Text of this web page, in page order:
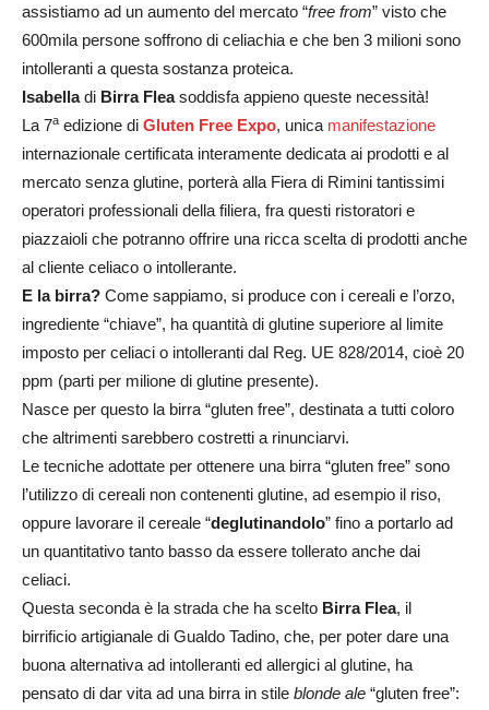
assistiamo ad un aumento del mercato “free from” visto che
600mila persone soffrono di celiachia e che ben 3 milioni sono
intolleranti a questa sostanza proteica.
Isabelladi Birra Fleasoddisfa appieno queste necessità!
La 7a edizione di Gluten Free Expo, unica manifestazione
internazionale certificata interamente dedicata ai prodotti e al
mercato senza glutine, porterà alla Fiera di Rimini tantissimi
operatori professionali della filiera, fra questi ristoratori e
piazzaioli che potranno offrire una ricca scelta di prodotti anche
al cliente celiaco o intollerante.
E la birra? Come sappiamo, si produce con i cereali e l’orzo,
ingrediente “chiave”, ha quantità di glutine superiore al limite
imposto per celiaci o intolleranti dal Reg. UE 828/2014, cioè 20
ppm (parti per milione di glutine presente).
Nasce per questo la birra “gluten free”, destinata a tutti coloro
che altrimenti sarebbero costretti a rinunciarvi.
Le tecniche adottate per ottenere una birra “gluten free” sono
l’utilizzo di cereali non contenenti glutine, ad esempio il riso,
oppure lavorare il cereale “deglutinandolo” fino a portarlo ad
un quantitativo tanto basso da essere tollerato anche dai
celiaci.
Questa seconda è la strada che ha scelto Birra Flea, il
birrificio artigianale di Gualdo Tadino, che, per poter dare una
buona alternativa ad intolleranti ed allergici al glutine, ha
pensato di dar vita ad una birra in stile blonde ale “gluten free”: